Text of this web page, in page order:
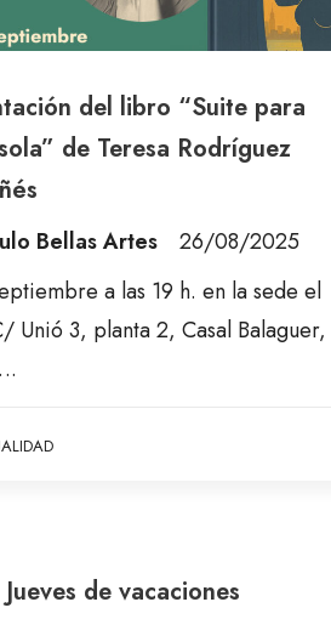
del libro “Suite para
de Teresa Rodríguez
Bellas Artes
26/08/2025
a las 19 h. en la sede el
Unió 3, planta 2, Casal Balaguer,
de vacaciones